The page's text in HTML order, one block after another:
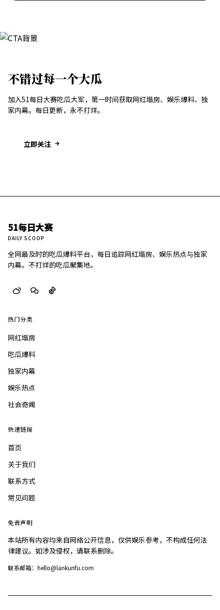
不错过每一个大瓜
加入51每日大赛吃瓜大军，第一时间获取网红塌房、娱乐爆料、独
家内幕。每日更新，永不打烊。
立即关注
51每日大赛
DAILY SCOOP
全网最及时的吃瓜爆料平台，每日追踪网红塌房、娱乐热点与独家
内幕。不打烊的吃瓜聚集地。
热门分类
网红塌房
吃瓜爆料
独家内幕
娱乐热点
社会奇闻
快速链接
首页
关于我们
联系方式
常见问题
免责声明
本站所有内容均来自网络公开信息，仅供娱乐参考，不构成任何法
律建议。如涉及侵权，请联系删除。
联系邮箱：hello@lankunfu.com